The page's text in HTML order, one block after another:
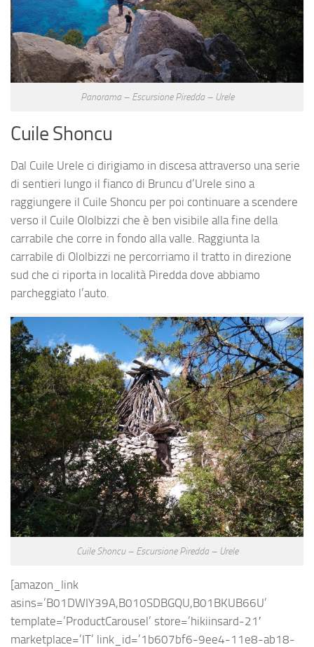
Panorama – Escursione Piredda – Urele
Cuile Shoncu
Dal Cuile Urele ci dirigiamo in discesa attraverso una serie
di sentieri lungo il fianco di Bruncu d’Urele sino a
raggiungere il Cuile Shoncu per poi continuare a scendere
verso il Cuile Ololbizzi che è ben visibile alla fine della
carrabile che corre in fondo alla valle. Raggiunta la
carrabile di Ololbizzi ne percorriamo il tratto in direzione
sud che ci riporta in località Piredda dove abbiamo
parcheggiato l’auto.
Cuile Shoncu – Escursione Piredda – Urele
[amazon_link
asins=’B01DWIY39A,B010SDBGQU,B01BKUB66U’
template=’ProductCarousel’ store=’hikiinsard-21′
marketplace=’IT’ link_id=’1b607bf6-9ee4-11e8-ab18-